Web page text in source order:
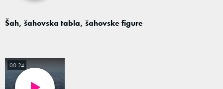
Šah, šahovska tabla, šahovske figure
00:24